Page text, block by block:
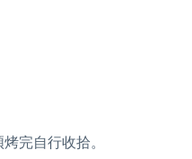
完自行收拾。